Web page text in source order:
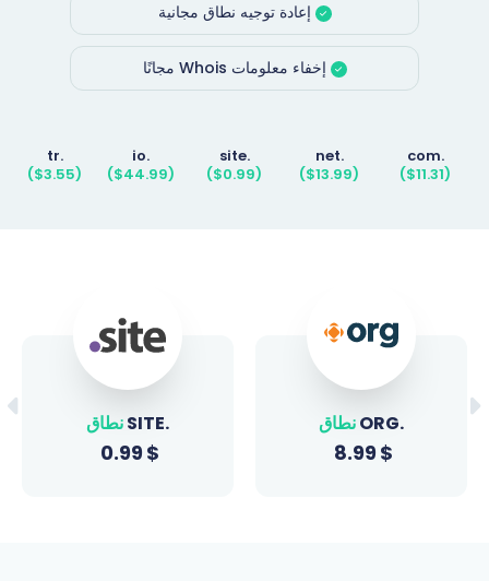
إعادة توجيه نطاق مجانية
إخفاء معلومات Whois مجانًا
.com
($11.31)
.net
($13.99)
.site
($0.99)
.io
($44.99)
.tr
($3.55)
.ORG نطاق
$
8.99
.SITE نطاق
$
0.99